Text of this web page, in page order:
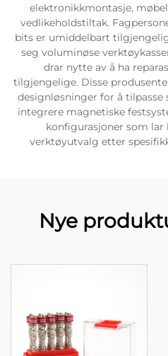
elektronikkmontasje,
vedlikeholdstiltak.
bits er umiddelbart
seg voluminøse
drar nytte av å ha
tilgjengelige. Disse
designløsninger for å tilpasse
integrere magnetiske
konfigurasjoner som lar
verktøyutvalg etter
Nye